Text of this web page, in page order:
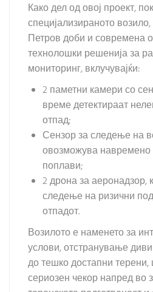
Како дел од овој проект,
специјализираното
Петров доби и современа
технолошки решенија за
мониторинг, вклучувајќи:
2 паметни камери со
време детектираат
отпад;
Сензор за следење на
овозможува
поплави;
2 дрона за аеронадзор,
следење на ризични
отпадот.
Возилото е наменето за
услови, отстранување
до тешко достапни терени,
сериозен чекор напред во